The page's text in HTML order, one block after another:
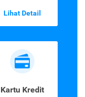
Lihat Detail
Kartu Kredit